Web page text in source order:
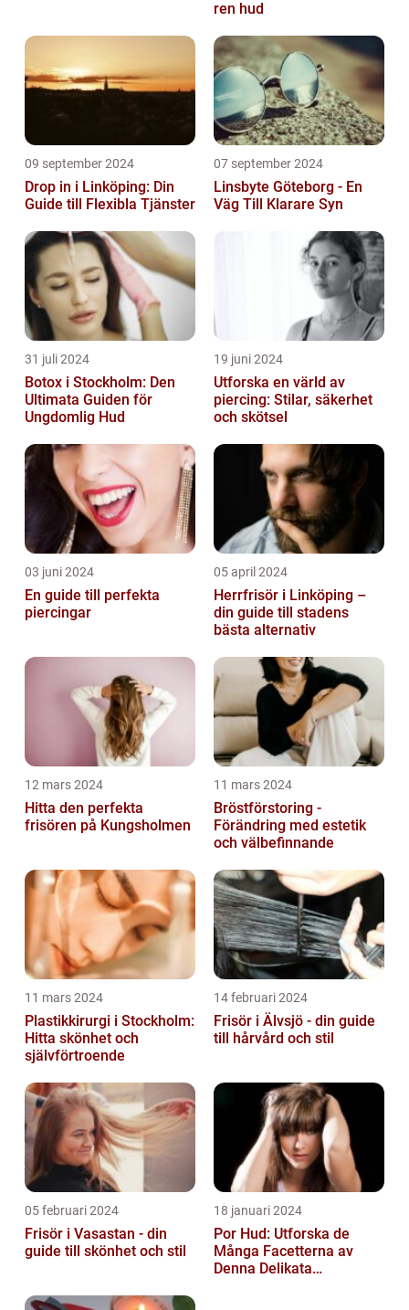
ren hud
09 september 2024
Drop in i Linköping: Din
Guide till Flexibla Tjänster
07 september 2024
Linsbyte Göteborg - En
Väg Till Klarare Syn
31 juli 2024
Botox i Stockholm: Den
Ultimata Guiden för
Ungdomlig Hud
19 juni 2024
Utforska en värld av
piercing: Stilar, säkerhet
och skötsel
03 juni 2024
En guide till perfekta
piercingar
05 april 2024
Herrfrisör i Linköping –
din guide till stadens
bästa alternativ
12 mars 2024
Hitta den perfekta
frisören på Kungsholmen
11 mars 2024
Bröstförstoring -
Förändring med estetik
och välbefinnande
11 mars 2024
Plastikkirurgi i Stockholm:
Hitta skönhet och
självförtroende
14 februari 2024
Frisör i Älvsjö - din guide
till hårvård och stil
05 februari 2024
Frisör i Vasastan - din
guide till skönhet och stil
18 januari 2024
Por Hud: Utforska de
Många Facetterna av
Denna Delikata